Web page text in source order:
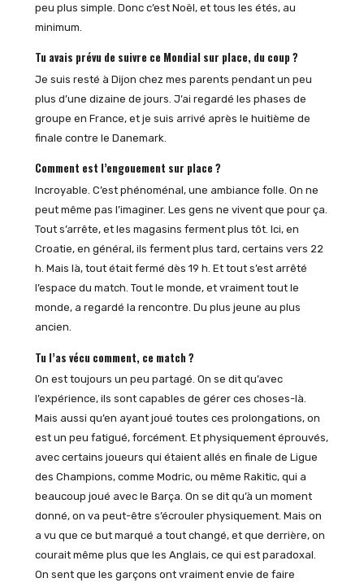
peu plus simple. Donc c’est Noël, et tous les étés, au
minimum.
Tu avais prévu de suivre ce Mondial sur place, du coup ?
Je suis resté à Dijon chez mes parents pendant un peu
plus d’une dizaine de jours. J’ai regardé les phases de
groupe en France, et je suis arrivé après le huitième de
finale contre le Danemark.
Comment est l’engouement sur place ?
Incroyable. C’est phénoménal, une ambiance folle. On ne
peut même pas l’imaginer. Les gens ne vivent que pour ça.
Tout s’arrête, et les magasins ferment plus tôt. Ici, en
Croatie, en général, ils ferment plus tard, certains vers 22
h. Mais là, tout était fermé dès 19 h. Et tout s’est arrêté
l’espace du match. Tout le monde, et vraiment tout le
monde, a regardé la rencontre. Du plus jeune au plus
ancien.
Tu l’as vécu comment, ce match ?
On est toujours un peu partagé. On se dit qu’avec
l’expérience, ils sont capables de gérer ces choses-là.
Mais aussi qu’en ayant joué toutes ces prolongations, on
est un peu fatigué, forcément. Et physiquement éprouvés,
avec certains joueurs qui étaient allés en finale de Ligue
des Champions, comme Modric, ou même Rakitic, qui a
beaucoup joué avec le Barça. On se dit qu’à un moment
donné, on va peut-être s’écrouler physiquement. Mais on
a vu que ce but marqué a tout changé, et que derrière, on
courait même plus que les Anglais, ce qui est paradoxal.
On sent que les garçons ont vraiment envie de faire